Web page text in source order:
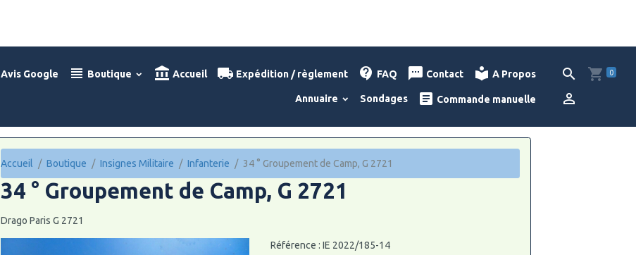
Avis Google Boutique Accueil Expédition / règlement FAQ Contact A Propos
Annuaire Sondages Commande manuelle
0
Accueil Boutique Insignes Militaire Infanterie 34 ° Groupement de Camp, G 2721
34 ° Groupement de Camp, G 2721
Drago Paris G 2721
Référence : IE 2022/185-14